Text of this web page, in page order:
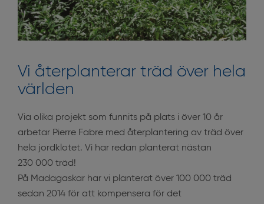
Vi återplanterar träd över hela
världen
Via olika projekt som funnits på plats i över 10 år
arbetar Pierre Fabre med återplantering av träd över
hela jordklotet. Vi har redan planterat nästan
230 000 träd!
På Madagaskar har vi planterat över 100 000 träd
sedan 2014 för att kompensera för det